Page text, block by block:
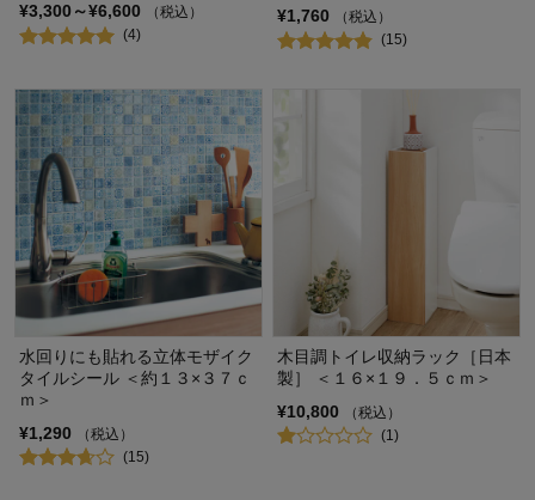
¥3,300～¥6,600
（税込）
(4)
¥1,760
（税込）
(15)
水回りにも貼れる立体モザイク
タイルシール ＜約１３×３７ｃ
ｍ＞
¥1,290
（税込）
(15)
木目調トイレ収納ラック［日本
製］ ＜１６×１９．５ｃｍ＞
¥10,800
（税込）
(1)